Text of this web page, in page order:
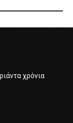
χρόνια